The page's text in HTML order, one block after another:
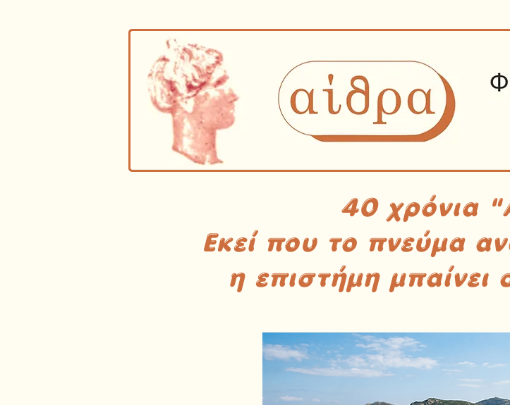
40 χρόνια
Εκεί που το πνεύμα
η επιστήμη